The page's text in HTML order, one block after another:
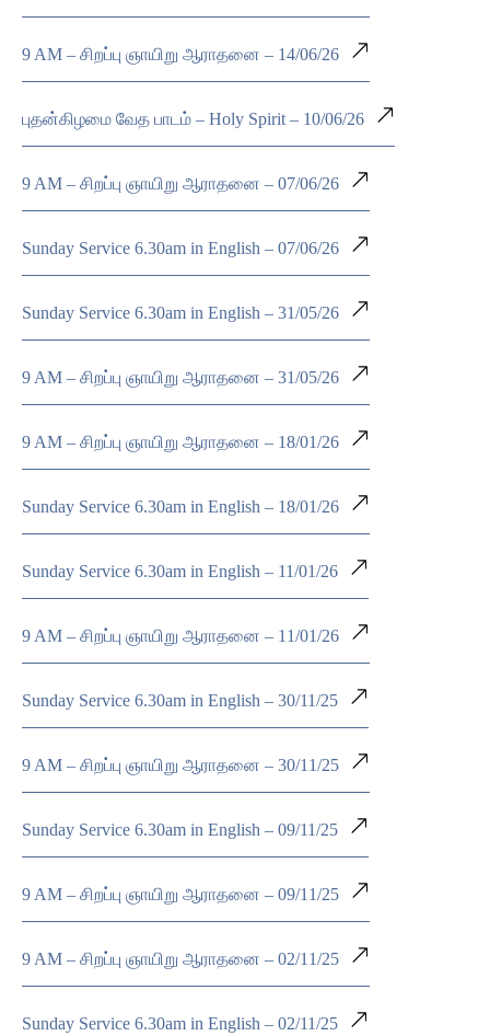
9 AM – சிறப்பு ஞாயிறு ஆராதனை – 14/06/26
புதன்கிழமை வேத பாடம் – Holy Spirit – 10/06/26
9 AM – சிறப்பு ஞாயிறு ஆராதனை – 07/06/26
Sunday Service 6.30am in English – 07/06/26
Sunday Service 6.30am in English – 31/05/26
9 AM – சிறப்பு ஞாயிறு ஆராதனை – 31/05/26
9 AM – சிறப்பு ஞாயிறு ஆராதனை – 18/01/26
Sunday Service 6.30am in English – 18/01/26
Sunday Service 6.30am in English – 11/01/26
9 AM – சிறப்பு ஞாயிறு ஆராதனை – 11/01/26
Sunday Service 6.30am in English – 30/11/25
9 AM – சிறப்பு ஞாயிறு ஆராதனை – 30/11/25
Sunday Service 6.30am in English – 09/11/25
9 AM – சிறப்பு ஞாயிறு ஆராதனை – 09/11/25
9 AM – சிறப்பு ஞாயிறு ஆராதனை – 02/11/25
Sunday Service 6.30am in English – 02/11/25